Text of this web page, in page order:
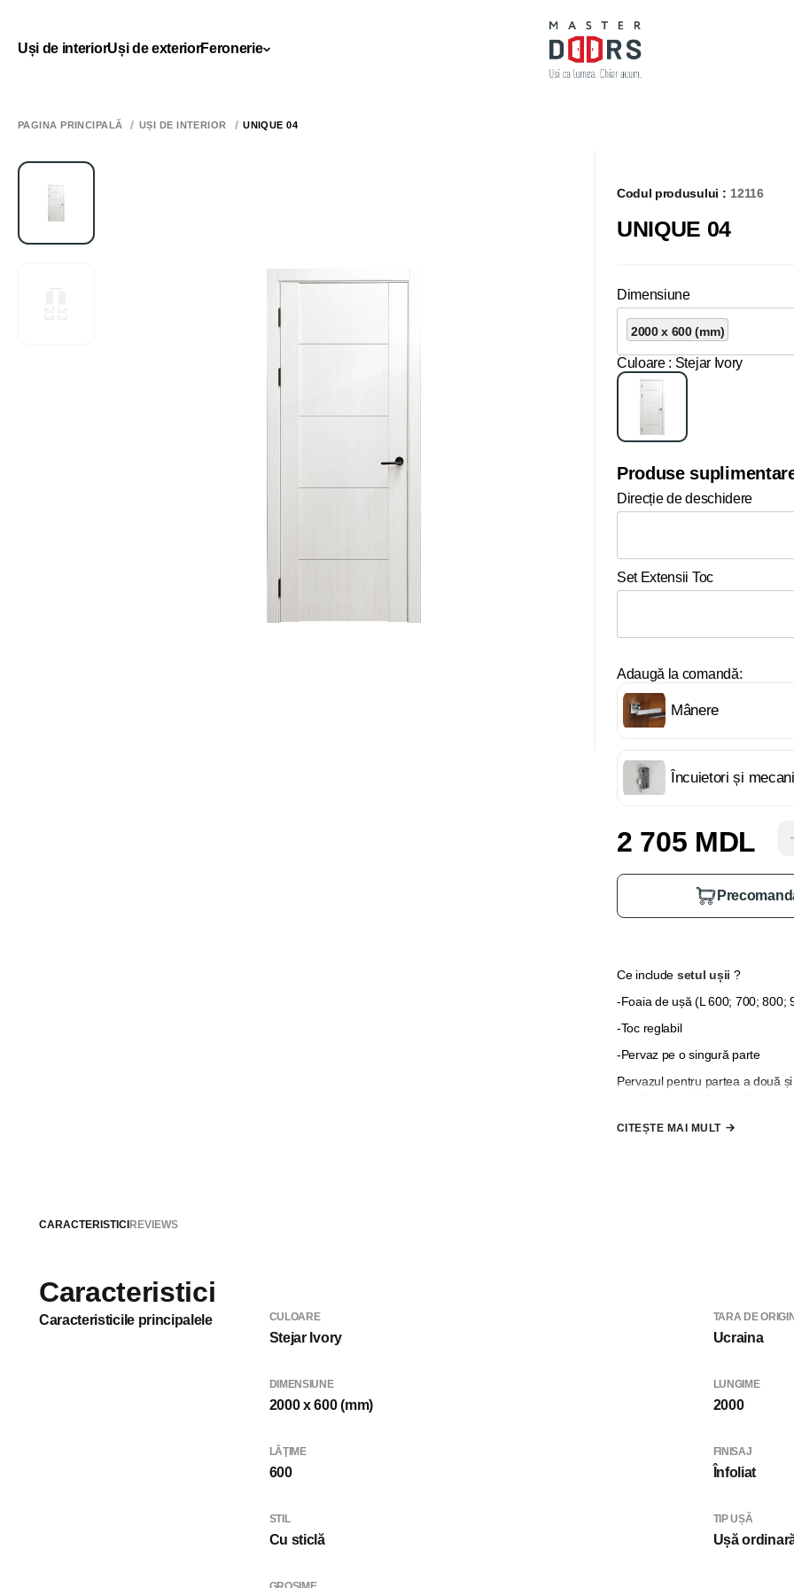
Uși de interiorUși de exteriorFeronerie
PAGINA PRINCIPALĂ UȘI DE INTERIOR UNIQUE 04
Codul produsului : 12116
UNIQUE 04
Dimensiune
2000 x 600 (mm)
Culoare : Stejar Ivory
Produse
Direcție de deschidere
Set Extensii Toc
Adaugă la comandă:
Mânere
Încuietori și
2 705 MDL
Ce include setul ușii ?
-Foaia de ușă (L 600; 700; 800;
-Toc reglabil
-Pervaz pe o singură parte
Pervazul pentru partea a două
*Nu se include mâner,
CITEȘTE MAI MULT
CARACTERISTICIREVIEWS
Caracteristici
Caracteristicile principalele CULOARE
Stejar Ivory
TARA DE
Ucraina
DIMENSIUNE
2000 x 600 (mm)
LUNGIME
2000
LĂŢIME
600
FINISAJ
Înfoliat
STIL
Cu sticlă
TIP UȘĂ
Ușă